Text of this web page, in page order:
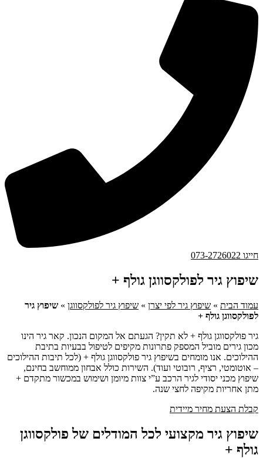
חייגו 073-2726022
שיפוץ גיר לפולקסווגן גולף +
עמוד הבית » שיפוץ גיר לפי יצרן » שיפוץ גיר לפולקסווגן » שיפוץ גיר
לפולקסווגן גולף +
גיר פולקסווגן גולף + לא תקין? הגעתם אל המקום הנכון. קאר גיר הינו
מכון גירים מוביל המספק פתרונות מקיפים לטיפול בבעיות בתיבת
ההילוכים. אנו מומחים בשיפוץ גיר פולקסווגן גולף + (לכל תיבות ההילוכים
– אוטומטי, רציף, רובוטי ועוד). השירות כולל אבחון ממוחשב בחינם,
שיפוץ מכני יסודי לגיר הרכב ע”י צוות מיומן ושימוש במכשור מתקדם +
מתן אחריות מקיפה לחצי שנה.
קבלת הצעת מחיר מיידית
שיפוץ גיר מקצועי לכל המודלים של פולקסווגן
גולף +